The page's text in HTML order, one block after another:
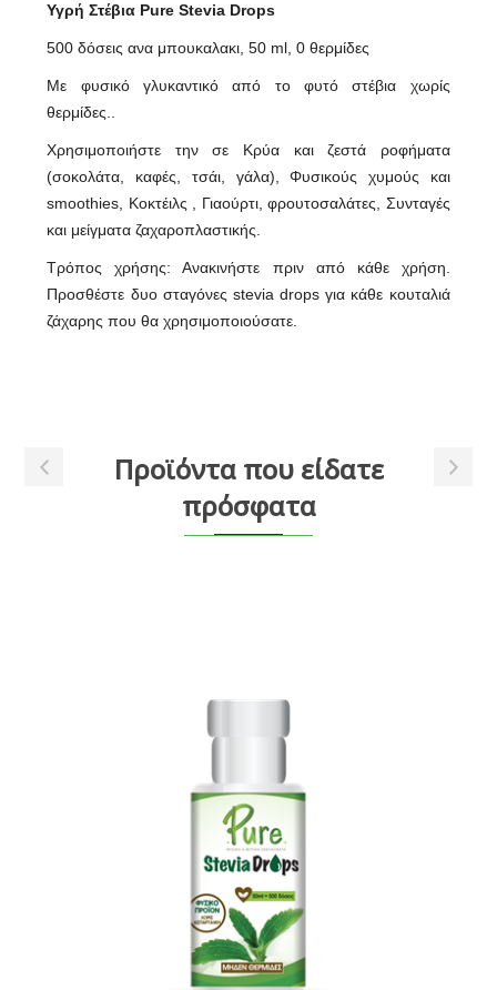
Υγρή Στέβια Pure Stevia Drops
500 δόσεις ανα μπουκαλακι, 50 ml, 0 θερμίδες
Mε φυσικό γλυκαντικό από το φυτό στέβια χωρίς
θερμίδες..
Χρησιμοποιήστε την σε Κρύα και ζεστά ροφήματα
(σοκολάτα, καφές, τσάι, γάλα), Φυσικούς χυμούς και
smoothies, Κοκτέιλς , Γιαούρτι, φρουτοσαλάτες, Συνταγές
και μείγματα ζαχαροπλαστικής.
Τρόπος χρήσης: Ανακινήστε πριν από κάθε χρήση.
Προσθέστε δυο σταγόνες stevia drops για κάθε κουταλιά
ζάχαρης που θα χρησιμοποιούσατε.
Προϊόντα που είδατε
πρόσφατα